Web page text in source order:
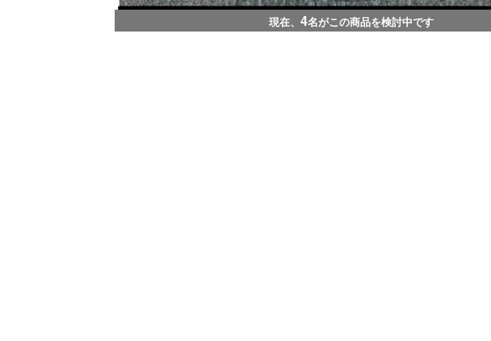
現在、 4名がこの商品を検討中です